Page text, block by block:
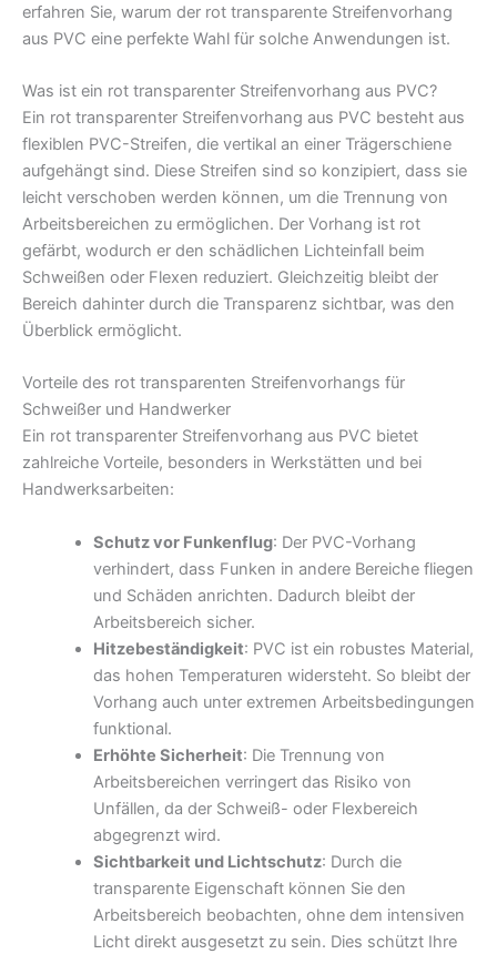
erfahren Sie, warum der rot transparente Streifenvorhang
aus PVC eine perfekte Wahl für solche Anwendungen ist.
Was ist ein rot transparenter Streifenvorhang aus PVC?
Ein rot transparenter Streifenvorhang aus PVC besteht aus
flexiblen PVC-Streifen, die vertikal an einer Trägerschiene
aufgehängt sind. Diese Streifen sind so konzipiert, dass sie
leicht verschoben werden können, um die Trennung von
Arbeitsbereichen zu ermöglichen. Der Vorhang ist rot
gefärbt, wodurch er den schädlichen Lichteinfall beim
Schweißen oder Flexen reduziert. Gleichzeitig bleibt der
Bereich dahinter durch die Transparenz sichtbar, was den
Überblick ermöglicht.
Vorteile des rot transparenten Streifenvorhangs für
Schweißer und Handwerker
Ein rot transparenter Streifenvorhang aus PVC bietet
zahlreiche Vorteile, besonders in Werkstätten und bei
Handwerksarbeiten:
Schutz vor Funkenflug: Der PVC-Vorhang
verhindert, dass Funken in andere Bereiche fliegen
und Schäden anrichten. Dadurch bleibt der
Arbeitsbereich sicher.
Hitzebeständigkeit: PVC ist ein robustes Material,
das hohen Temperaturen widersteht. So bleibt der
Vorhang auch unter extremen Arbeitsbedingungen
funktional.
Erhöhte Sicherheit: Die Trennung von
Arbeitsbereichen verringert das Risiko von
Unfällen, da der Schweiß- oder Flexbereich
abgegrenzt wird.
Sichtbarkeit und Lichtschutz: Durch die
transparente Eigenschaft können Sie den
Arbeitsbereich beobachten, ohne dem intensiven
Licht direkt ausgesetzt zu sein. Dies schützt Ihre